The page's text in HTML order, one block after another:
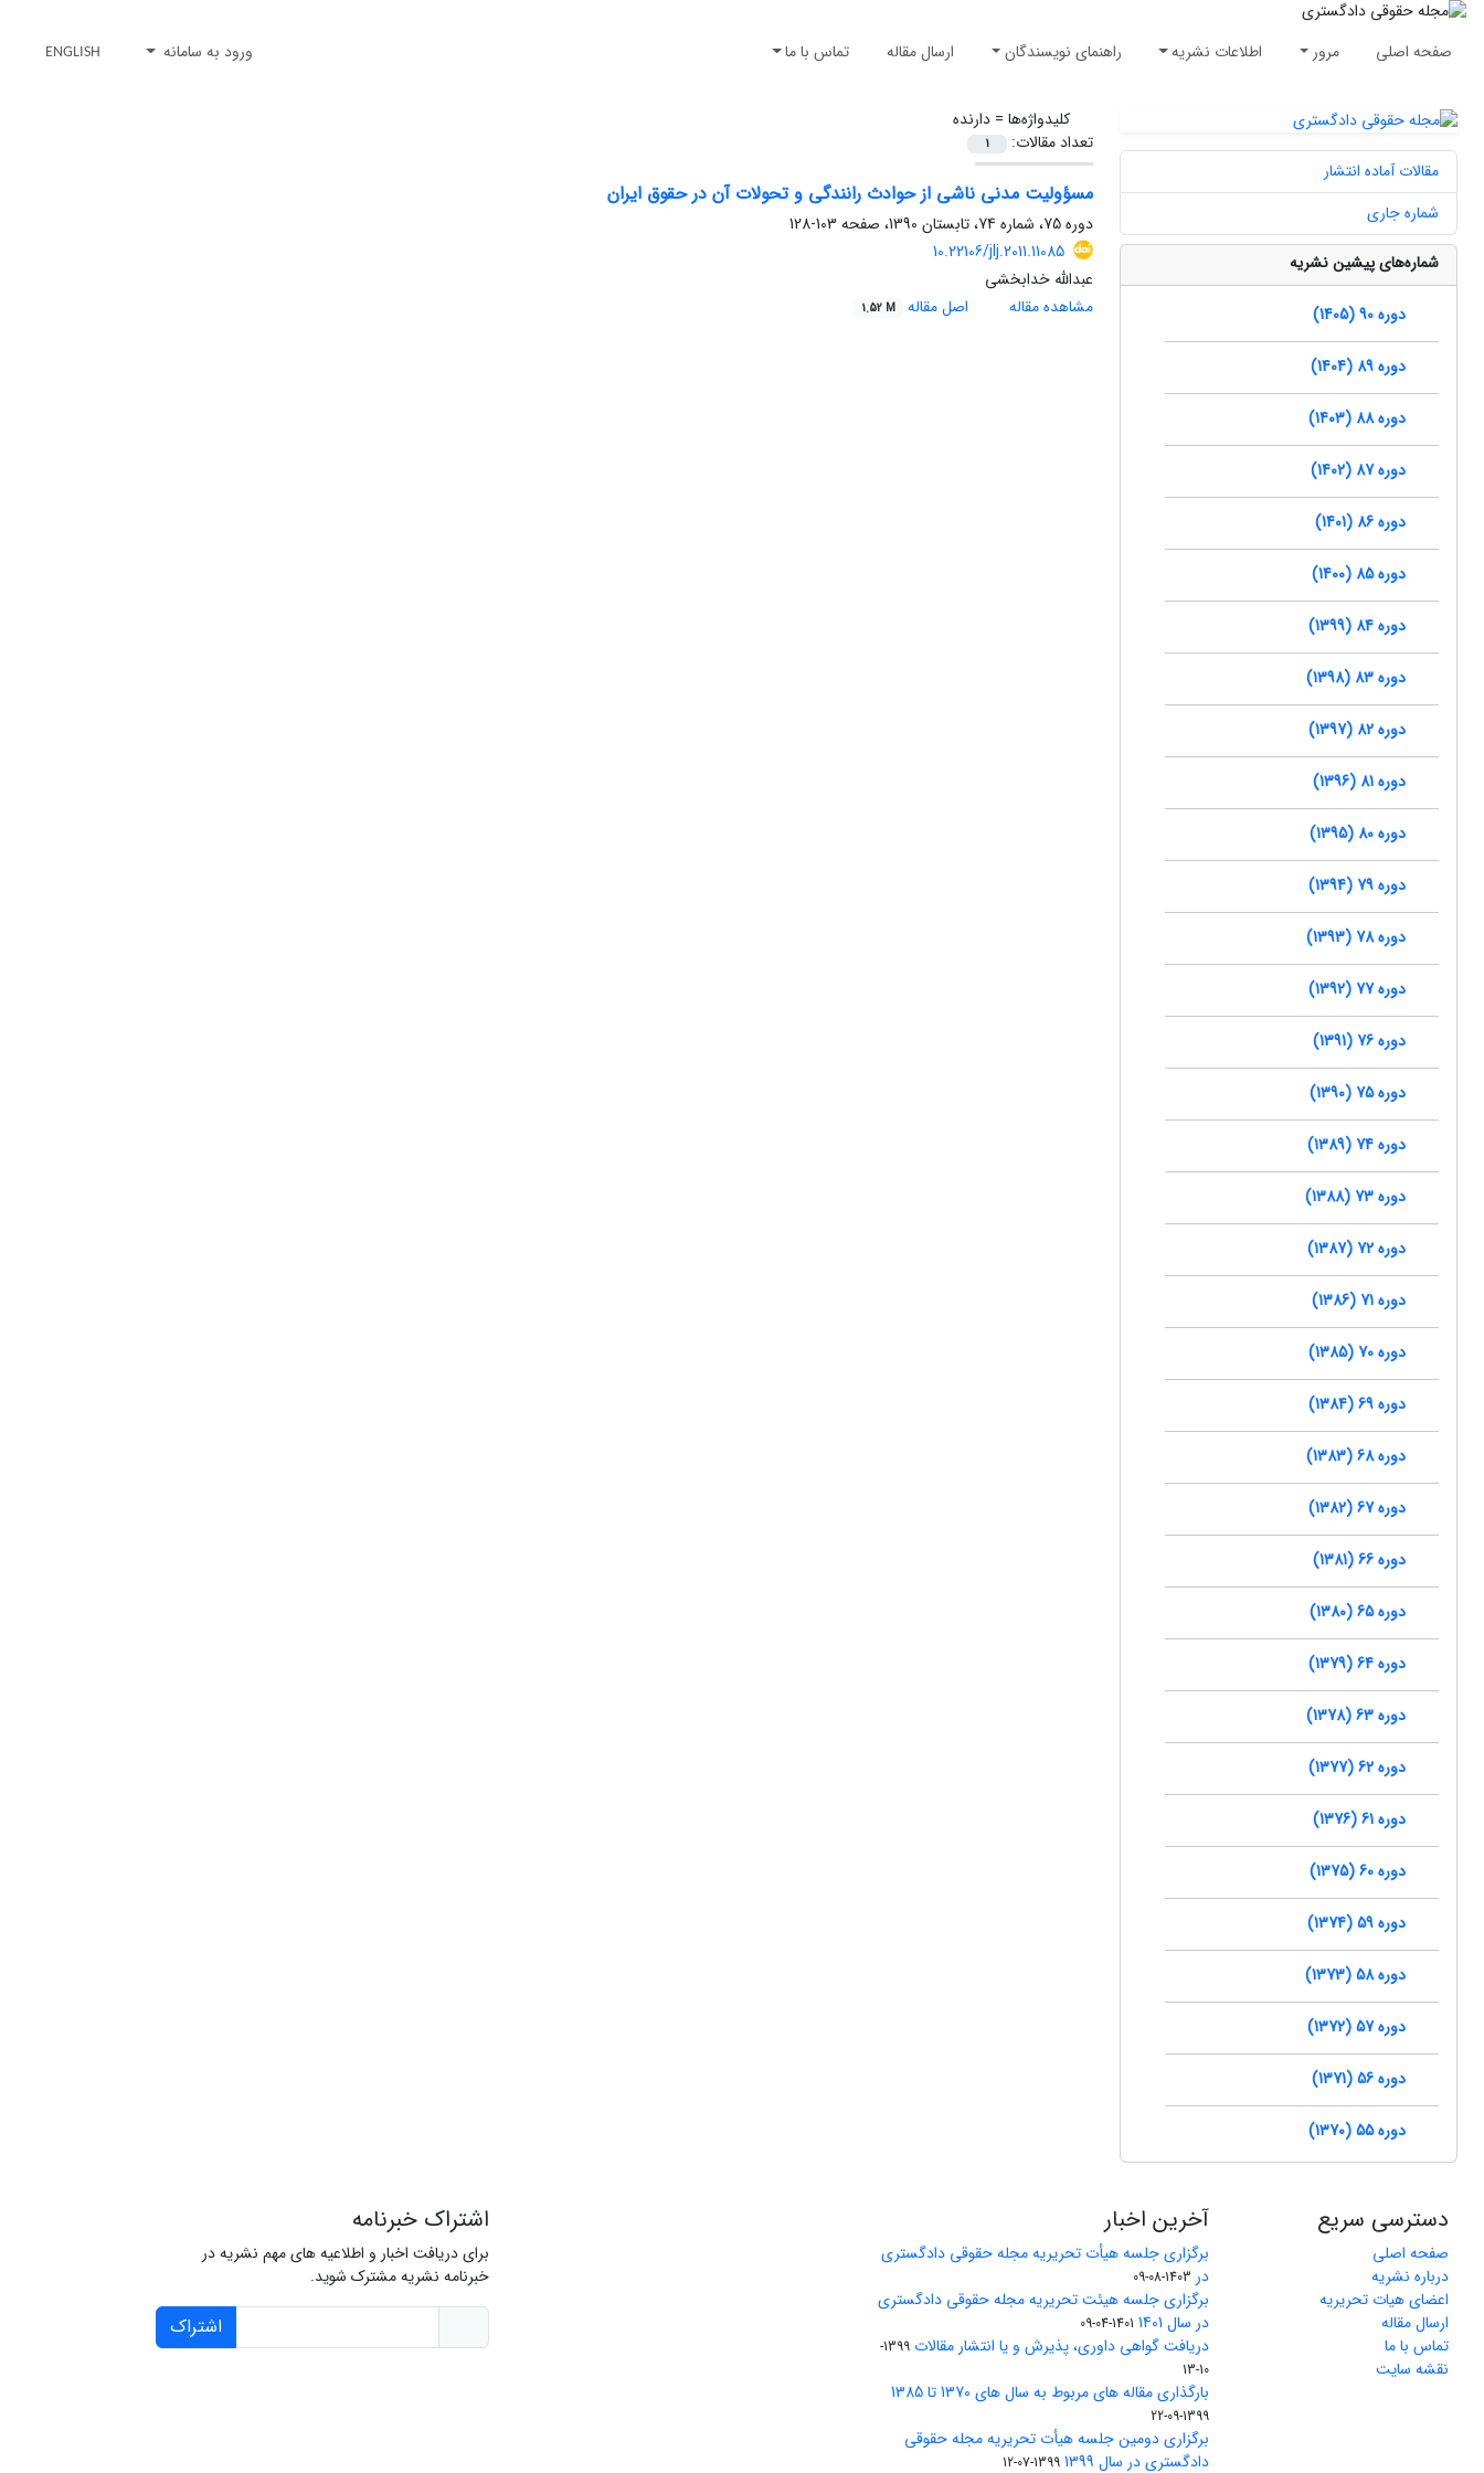
صفحه اصلی مرور اطلاعات نشریه راهنمای نویسندگان ارسال مقاله تماس با ما ورود به سامانه ENGLISH
کلیدواژه‌ها =دارنده
تعداد مقالات:
1
مسؤولیت مدنی ناشی از حوادث رانندگی و تحولات آن در حقوق ایران
دوره 75، شماره 74، تابستان 1390، صفحه
103-128
10.22106/jlj.2011.11085
عبدالله خدابخشی
مشاهده مقاله
اصل مقاله 1.52 M
مقالات آماده انتشار
شماره جاری
شماره‌های پیشین نشریه
دوره 90 (1405)
دوره 89 (1404)
دوره 88 (1403)
دوره 87 (1402)
دوره 86 (1401)
دوره 85 (1400)
دوره 84 (1399)
دوره 83 (1398)
دوره 82 (1397)
دوره 81 (1396)
دوره 80 (1395)
دوره 79 (1394)
دوره 78 (1393)
دوره 77 (1392)
دوره 76 (1391)
دوره 75 (1390)
دوره 74 (1389)
دوره 73 (1388)
دوره 72 (1387)
دوره 71 (1386)
دوره 70 (1385)
دوره 69 (1384)
دوره 68 (1383)
دوره 67 (1382)
دوره 66 (1381)
دوره 65 (1380)
دوره 64 (1379)
دوره 63 (1378)
دوره 62 (1377)
دوره 61 (1376)
دوره 60 (1375)
دوره 59 (1374)
دوره 58 (1373)
دوره 57 (1372)
دوره 56 (1371)
دوره 55 (1370)
دسترسی سریع
صفحه اصلی
درباره نشریه
اعضای هیات تحریریه
ارسال مقاله
تماس با ما
نقشه سایت
آخرین اخبار
برگزاری جلسه هیأت تحریریه مجله حقوقی دادگستری
در 1403-08-09
برگزاری جلسه هیئت تحریریه مجله حقوقی دادگستری
در سال 1401
1401-04-09
دریافت گواهی داوری، پذیرش و یا انتشار مقالات
1399-
10-13
بارگذاری مقاله های مربوط به سال های 1370 تا 1385
1399-09-22
برگزاری دومین جلسه هیأت تحریریه مجله حقوقی
دادگستری در سال 1399
1399-07-12
اشتراک خبرنامه
برای دریافت اخبار و اطلاعیه های مهم نشریه در
خبرنامه نشریه مشترک شوید.
اشتراک